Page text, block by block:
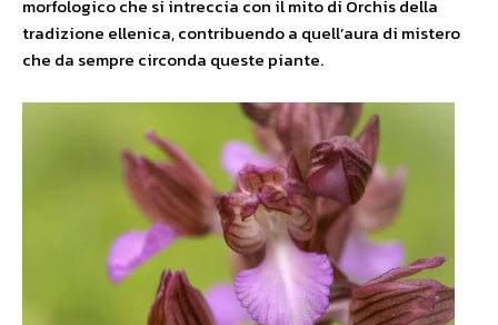
morfologico che si intreccia con il mito di Orchis della
tradizione ellenica, contribuendo a quell’aura di mistero
che da sempre circonda queste piante.